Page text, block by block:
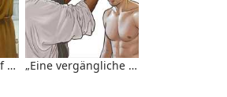
dem Markt in Korinth
„Eine vergängliche Krone“